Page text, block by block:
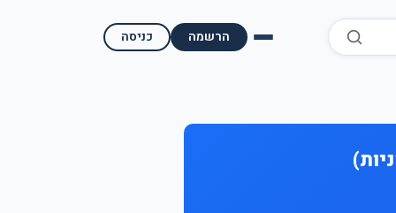
כניסה הרשמה
השוואת בתי השקעות למסחר עצמאי